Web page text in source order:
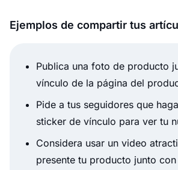
Ejemplos de compartir tus
Publica una foto de producto
vínculo de la página del
Pide a tus seguidores que
sticker de vínculo para ver tu
Considera usar un video
presente tu producto junto